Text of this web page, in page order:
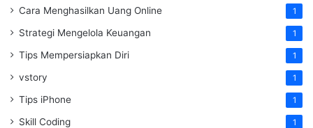
Cara Menghasilkan Uang Online 1
Strategi Mengelola Keuangan 1
Tips Mempersiapkan Diri 1
vstory 1
Tips iPhone 1
Skill Coding 1